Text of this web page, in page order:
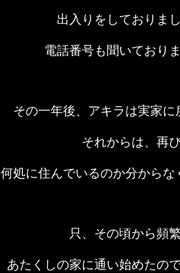
出入りをしておりま
電話番号も聞いており
その一年後、アキラは実家に
それからは、再
何処に住んでいるのか分からな
只、その頃から頻
あたくしの家に通い始めたの